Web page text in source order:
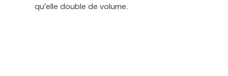
qu’elle double de volume.